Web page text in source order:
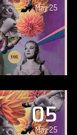
May 25
05
May 25